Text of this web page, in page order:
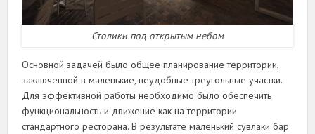
Столики под открытым небом
Основной задачей было общее планирование территории,
заключенной в маленькие, неудобные треугольные участки.
Для эффективной работы необходимо было обеспечить
функциональность и движение как на территории
стандартного ресторана. В результате маленький сувлаки бар